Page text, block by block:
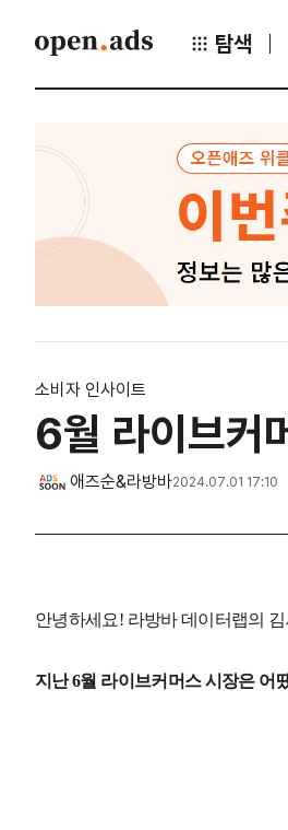
탐색
소비자 인사이트
6월 라이브커
애즈순&라방바2024.07.01 17:10
안녕하세요! 라방바 데이터랩의
지난 6월 라이브커머스 시장은 어